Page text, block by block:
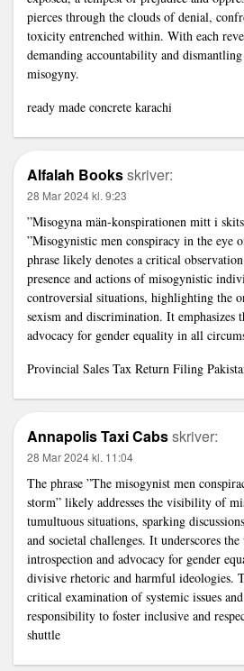
pierces through the clouds of denial,
toxicity entrenched within. With each
demanding accountability and
misogyny.
ready made concrete karachi
Alfalah Booksskriver:
28 Mar 2024 kl. 9:23
”Misogyna män-konspirationen mitt i
”Misogynistic men conspiracy in the eye
phrase likely denotes a critical
presence and actions of misogynistic
controversial situations, highlighting the
sexism and discrimination. It emphasizes
advocacy for gender equality in all
Provincial Sales Tax Return Filing
Annapolis Taxi Cabsskriver:
28 Mar 2024 kl. 11:04
The phrase ”The misogynist men
storm” likely addresses the visibility of
tumultuous situations, sparking
and societal challenges. It underscores
introspection and advocacy for gender
divisive rhetoric and harmful ideologies.
critical examination of systemic issues
responsibility to foster inclusive and
shuttle